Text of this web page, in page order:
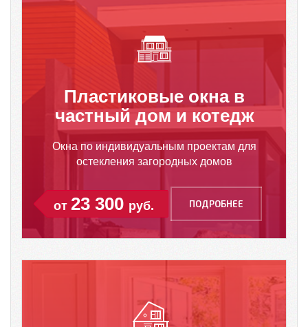
Пластиковые окна в
частный дом и котедж
Окна по индивидуальным проектам для
остекления загородных домов
от 23 300 руб. ПОДРОБНЕЕ